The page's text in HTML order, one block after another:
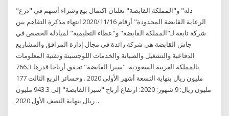
"دله" و"المملكة القابضة" تعلنان اكتمال بيع وشراء أسهم في "درع
الرعاية القابضة المحدودة" أرقام 2020/11/16 انتهاء مذكرة التفاهم بين
شركة تابعة لـ"المملكة القابضة" و"عطاء التعليمية" لمبادلة الحصص في
جاش القابضة هي شركة رائدة في مجال إدارة المرافق والمشاريع
الدفاعية والتشغيل والصيانة والخدمات اللوجسيتة وتقنية المعلومات
بالمملكة العربية السعودية. "سيرا القابضة" تحقق أرباحا قدرها 766.3
مليون ريال بنهاية التسعة أشهر الأولى 2020.. وخسائر الربع الثالث 177
مليون ريال: 9 شهور: 2020: ارتفاع أرباح "سيرا القابضة" إلى 943.3 مليون
ريال بنهاية النصف الأول 2020 ..